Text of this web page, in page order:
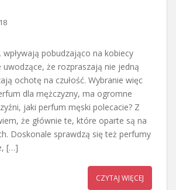
pobudzająco na kobiecy
uwodzące, że rozpraszają nie jedną
ochotę na czułość. Wybranie więc
dla mężczyzny, ma ogromne
jaki perfum męski polecacie? Z
że głównie te, które oparte są na
Doskonale sprawdzą się też perfumy
[…]
CZYTAJ WIĘCEJ